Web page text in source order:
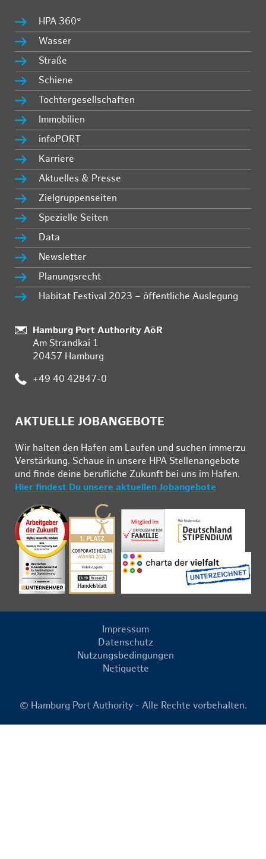
HPA 360°
Wasser
Straße
Schiene
Tochtergesellschaften
Immobilien
infoPORT
Karriere
Aktuelles & Presse
Zielgruppenseiten
Spezielle Seiten
Data
Newsletter
Planungsrecht
Habitat Festival 2023 – öffentliche Auslegung
:
Hamburg Port Authority AöR
Am Strandkai 1
20457 Hamburg
: +49 40 42847-0
AKTUELLE JOBANGEBOTE
Wir hal­ten den Ha­fen am Lau­fen und su­chen im­mer­zu
Ver­stär­kung. Schau­e in un­se­re HPA Stel­len­an­ge­bo­te
und fin­de deine be­ruf­li­che Zu­kunft bei uns im Ha­fen.
Hier findest Du unsere aktuellen Jobangebote
Impressum
Datenschutz
Nutzungsbedingungen
Netiquette
© Hamburg Port Authority - Alle Rechte vorbehalten.